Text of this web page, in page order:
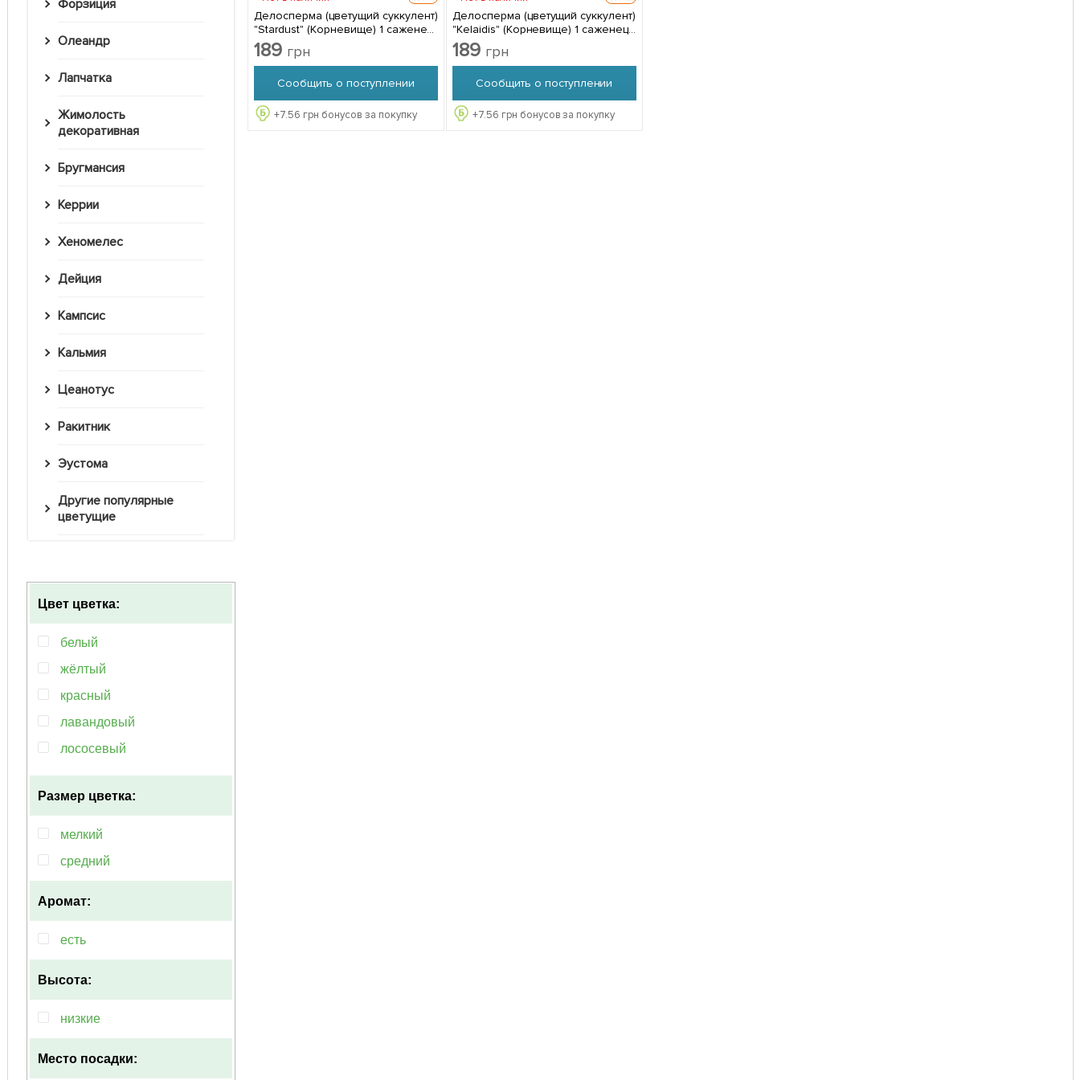
Форзиция
Олеандр
Лапчатка
Жимолость
декоративная
Бругмансия
Керрии
Хеномелес
Дейция
Кампсис
Кальмия
Цеанотус
Ракитник
Эустома
Другие популярные
цветущие
Цвет цветка:
белый
жёлтый
красный
лавандовый
лососевый
мультиколор
оранжевый
розовый
фиолетовый
Размер цветка:
мелкий
средний
Аромат:
есть
Высота:
низкие
Место посадки:
Делосперма (цветущий суккулент)
"Stardust" (Корневище) 1 саженец
в упаковке
189 грн
Сообщить о поступлении
+7.56 грн бонусов за покупку
Делосперма (цветущий суккулент)
"Kelaidis" (Корневище) 1 саженец
в упаковке
189 грн
Сообщить о поступлении
+7.56 грн бонусов за покупку